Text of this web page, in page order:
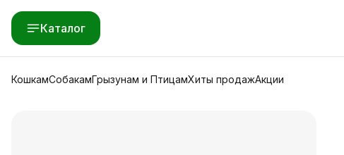
Каталог
КошкамСобакамГрызунам и ПтицамХиты продажАкции